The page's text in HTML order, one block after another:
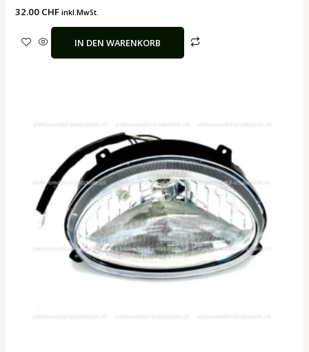
32.00 CHF inkl.MwSt.
IN DEN WARENKORB